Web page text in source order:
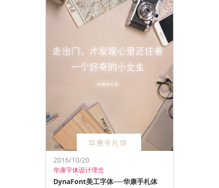
2016/10/20
华康字体设计理念
DynaFont美工字体──华康手札体